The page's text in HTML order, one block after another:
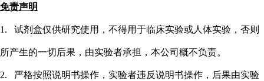
免责声明
1. 试剂盒仅供研究使用，不得用于临床实验或人 体实验，否则
所产生的一切后果，由实验者承担，本公司概不负责。
2. 严格按照说明书操作，实验者违反说明书操作，后果由实验